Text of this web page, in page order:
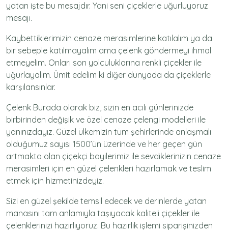
yatan işte bu mesajdır. Yani seni çiçeklerle uğurluyoruz
mesajı.
Kaybettiklerimizin cenaze merasimlerine katılalım ya da
bir sebeple katılmayalım ama çelenk göndermeyi ihmal
etmeyelim. Onları son yolculuklarına renkli çiçekler ile
uğurlayalım. Ümit edelim ki diğer dünyada da çiçeklerle
karşılansınlar.
Çelenk Burada olarak biz, sizin en acılı günlerinizde
birbirinden değişik ve özel cenaze çelengi modelleri ile
yanınızdayız. Güzel ülkemizin tüm şehirlerinde anlaşmalı
olduğumuz sayısı 1500’ün üzerinde ve her geçen gün
artmakta olan çiçekçi bayilerimiz ile sevdiklerinizin cenaze
merasimleri için en güzel çelenkleri hazırlamak ve teslim
etmek için hizmetinizdeyiz.
Sizi en güzel şekilde temsil edecek ve derinlerde yatan
manasını tam anlamıyla taşıyacak kaliteli çiçekler ile
çelenklerinizi hazırlıyoruz. Bu hazırlık işlemi siparişinizden